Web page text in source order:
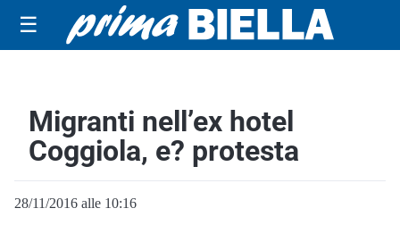
☰
Migranti nell’ex hotel
Coggiola, e? protesta
28/11/2016 alle 10:16